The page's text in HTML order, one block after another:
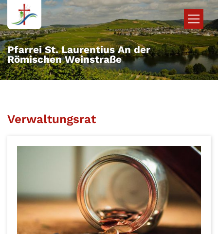
Zum Inhalt springen
Pfarrei St. Laurentius An der
Römischen Weinstraße
Verwaltungsrat